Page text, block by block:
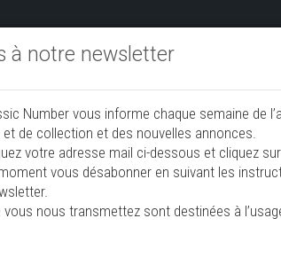
à vendre
à notre newsletter
Number vous informe chaque semaine de
de collection et des nouvelles annonces.
votre adresse mail ci-dessous et cliquez sur
vous désabonner en suivant les
nous transmettez sont destinées à